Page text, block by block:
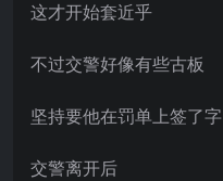
这才开始套近乎
不过交警好像有些古板
坚持要他在罚单上签了字
交警离开后